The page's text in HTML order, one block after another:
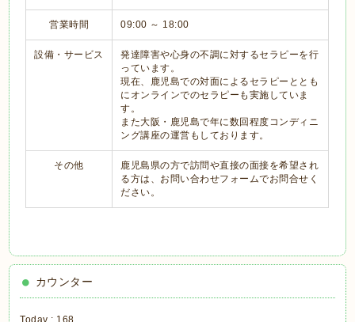
営業時間 09:00 ～ 18:00
設備・サービス
発達障害や心身の不調に対するセラピーを行
っています。
現在、鹿児島での対面によるセラピーととも
にオンラインでのセラピーも実施していま
す。
また大阪・鹿児島で年に数回程度コンディニ
ング講座の運営もしております。
その他
鹿児島県の方で訪問や直接の面接を希望され
る方は、お問い合わせフォームでお問合せく
ださい。
カウンター
Today : 168